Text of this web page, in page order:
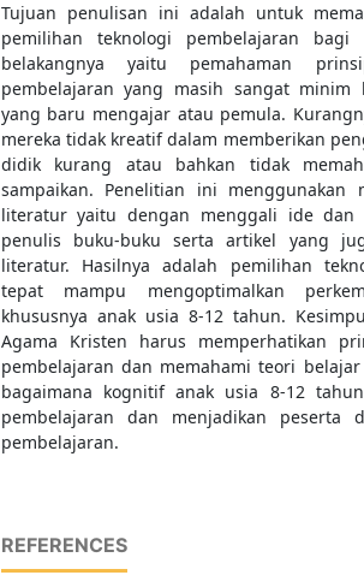
Tujuan penulisan ini adalah untuk
pemilihan teknologi pembelajaran
belakangnya yaitu pemahaman
pembelajaran yang masih sangat minim
yang baru mengajar atau pemula.
mereka tidak kreatif dalam memberikan
didik kurang atau bahkan tidak
sampaikan. Penelitian ini menggunakan
literatur yaitu dengan menggali ide dan
penulis buku-buku serta artikel yang
literatur. Hasilnya adalah pemilihan
tepat mampu mengoptimalkan
khususnya anak usia 8-12 tahun.
Agama Kristen harus memperhatikan
pembelajaran dan memahami teori
bagaimana kognitif anak usia 8-12
pembelajaran dan menjadikan peserta
pembelajaran.
REFERENCES